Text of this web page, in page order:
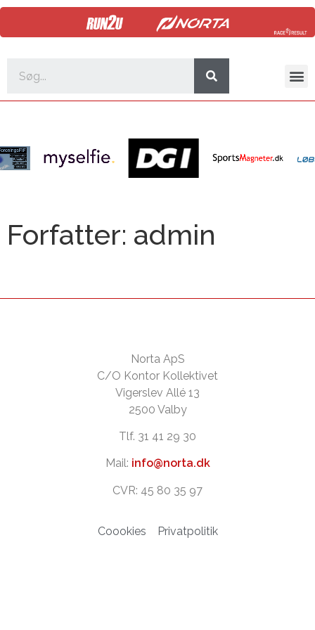
Forfatter: admin
Norta ApS
C/O Kontor Kollektivet
Vigerslev Allé 13
2500 Valby
Tlf. 31 41 29 30
Mail: info@norta.dk
CVR: 45 80 35 97
Coookies Privatpolitik